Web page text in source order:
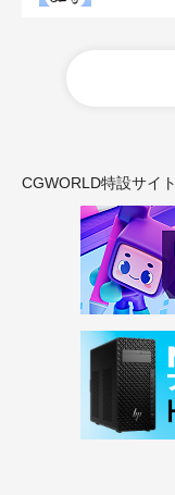
CGWORLD特設サイト